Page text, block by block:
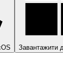
Завантажити